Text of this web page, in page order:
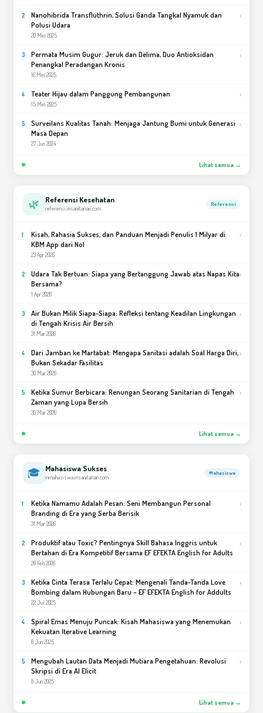
2
Nanohibrida Transfluthrin, Solusi Ganda Tangkal Nyamuk dan
Polusi Udara
20 Mei 2025
›
3
Permata Musim Gugur: Jeruk dan Delima, Duo Antioksidan
Penangkal Peradangan Kronis
16 Mei 2025
›
4 Teater Hijau dalam Panggung Pembangunan
15 Mei 2025
›
5
Surveilans Kualitas Tanah: Menjaga Jantung Bumi untuk Generasi
Masa Depan
27 Jun 2024
›
Lihat semua →
🌿 Referensi Kesehatan
referensi.insanitarian.com
Referensi
1
Kisah, Rahasia Sukses, dan Panduan Menjadi Penulis 1 Milyar di
KBM App dari Nol
23 Apr 2026
›
2
Udara Tak Bertuan: Siapa yang Bertanggung Jawab atas Napas Kita
Bersama?
1 Apr 2026
›
3
Air Bukan Milik Siapa-Siapa: Refleksi tentang Keadilan Lingkungan
di Tengah Krisis Air Bersih
31 Mar 2026
›
4
Dari Jamban ke Martabat: Mengapa Sanitasi adalah Soal Harga Diri,
Bukan Sekadar Fasilitas
30 Mar 2026
›
5
Ketika Sumur Berbicara: Renungan Seorang Sanitarian di Tengah
Zaman yang Lupa Bersih
30 Mar 2026
›
Lihat semua →
🎓 Mahasiswa Sukses
inmahasiswa.insanitarian.com
Mahasiswa
1
Ketika Namamu Adalah Pesan: Seni Membangun Personal
Branding di Era yang Serba Berisik
31 Mar 2026
›
2
Produktif atau Toxic? Pentingnya Skill Bahasa Inggris untuk
Bertahan di Era Kompetitif Bersama EF EFEKTA English for Adults
26 Feb 2026
›
3
Ketika Cinta Terasa Terlalu Cepat: Mengenali Tanda-Tanda Love
Bombing dalam Hubungan Baru – EF EFEKTA English for Addults
22 Jul 2025
›
4
Spiral Emas Menuju Puncak: Kisah Mahasiswa yang Menemukan
Kekuatan Iterative Learning
8 Jun 2025
›
5
Mengubah Lautan Data Menjadi Mutiara Pengetahuan: Revolusi
Skripsi di Era AI Elicit
8 Jun 2025
›
Lihat semua →